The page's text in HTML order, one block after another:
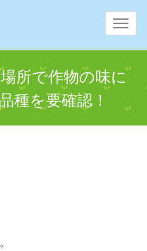
所で作物の味に
種を要確認！